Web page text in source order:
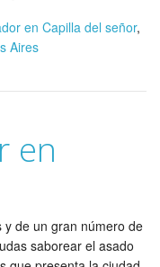
en Capilla del señor,
Aires
en
y de un gran número de
saborear el asado